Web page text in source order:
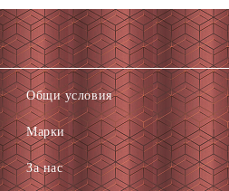
Общи условия
Марки
За нас